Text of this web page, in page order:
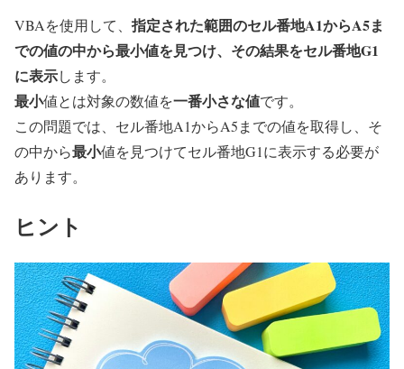
VBAを使用して、 指定された範囲のセル番地A1からA5ま
での値の中から最小値を見つけ、その結果をセル番地G1
に表示します。
最小値とは対象の数値を一番小さな値です。
この問題では、セル番地A1からA5までの値を取得し、そ
の中から最小値を見つけてセル番地G1に表示する必要が
あります。
ヒント